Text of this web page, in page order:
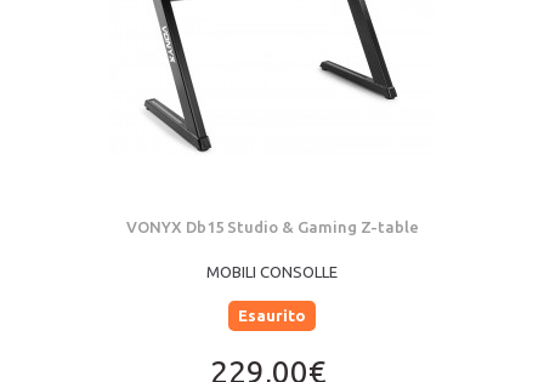
VONYX Db15 Studio & Gaming Z-table
MOBILI CONSOLLE
Esaurito
229,00€